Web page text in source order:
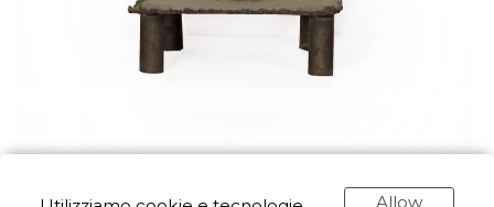
Allow